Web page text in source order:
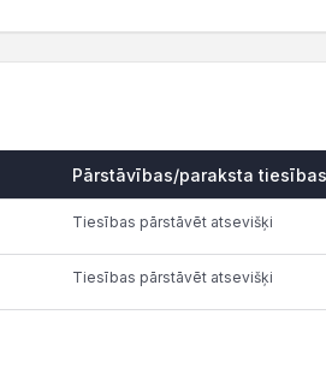
Pārstāvības/paraksta tiesības
Tiesības pārstāvēt atsevišķi
Tiesības pārstāvēt atsevišķi